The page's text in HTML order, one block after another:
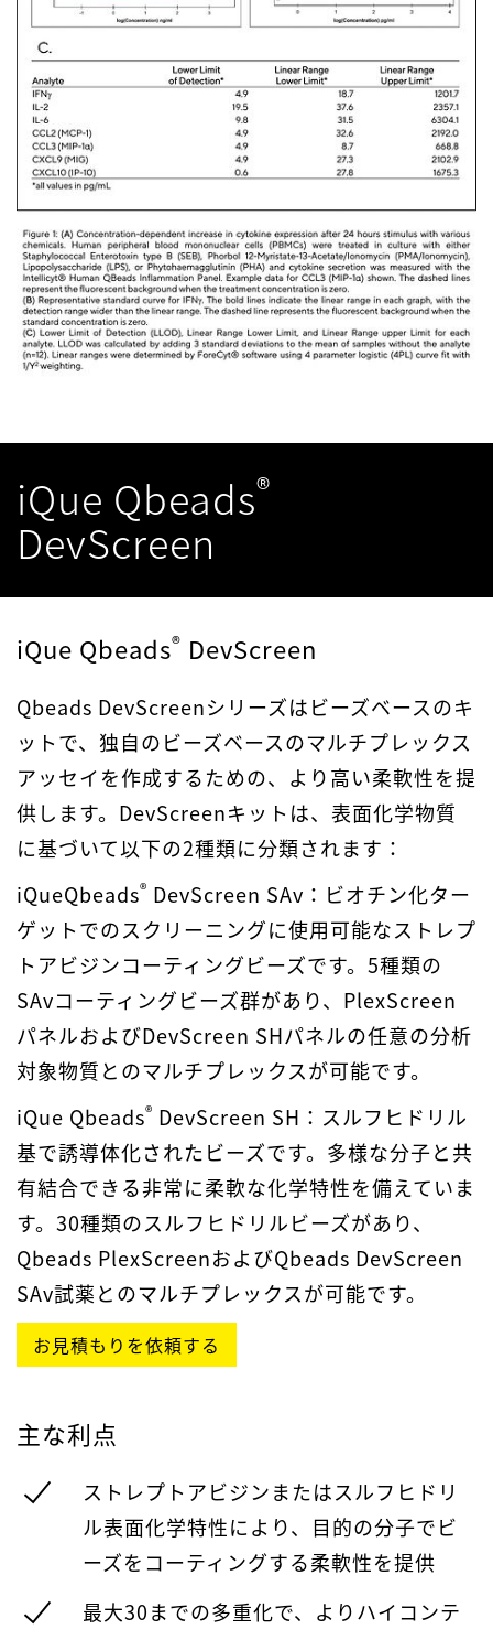
iQue Qbeads®
DevScreen
iQue Qbeads® DevScreen
Qbeads DevScreenシリーズはビーズベースのキ
ットで、独自のビーズベースのマルチプレックス
アッセイを作成するための、より高い柔軟性を提
供します。DevScreenキットは、表面化学物質
に基づいて以下の2種類に分類されます：
iQueQbeads® DevScreen SAv：ビオチン化ター
ゲットでのスクリーニングに使用可能なストレプ
トアビジンコーティングビーズです。5種類の
SAvコーティングビーズ群があり、PlexScreen
パネルおよびDevScreen SHパネルの任意の分析
対象物質とのマルチプレックスが可能です。
iQue Qbeads® DevScreen SH：スルフヒドリル
基で誘導体化されたビーズです。多様な分子と共
有結合できる非常に柔軟な化学特性を備えていま
す。30種類のスルフヒドリルビーズがあり、
Qbeads PlexScreenおよびQbeads DevScreen
SAv試薬とのマルチプレックスが可能です。
お見積もりを依頼する
主な利点
ストレプトアビジンまたはスルフヒドリ
ル表面化学特性により、目的の分子でビ
ーズをコーティングする柔軟性を提供
最大30までの多重化で、よりハイコンテ